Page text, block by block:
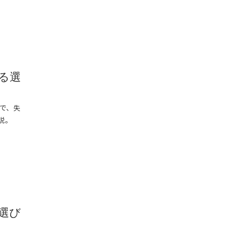
選
、失
び